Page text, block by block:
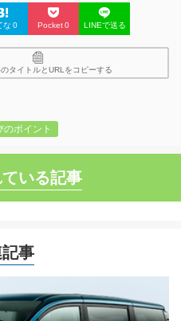
な 0 Pocket0 LINEで送る
のタイトルとURLをコピーする
のポイント
いる記事
記事